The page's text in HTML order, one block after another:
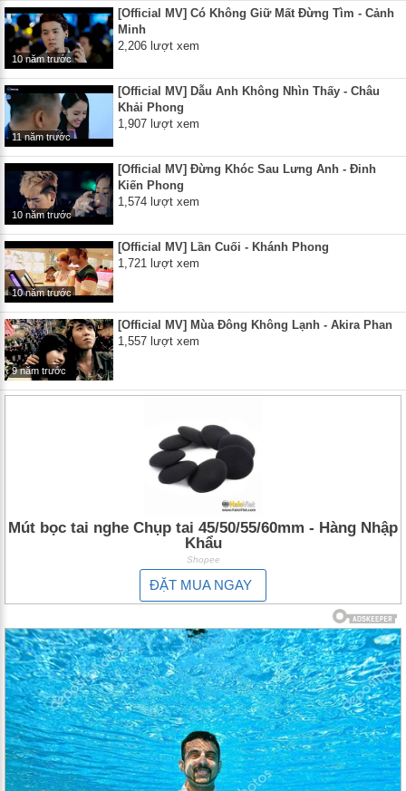
10 năm trước
[Official MV] Có Không Giữ Mất Đừng Tìm - Cảnh
Minh
2,206 lượt xem
11 năm trước
[Official MV] Dẫu Anh Không Nhìn Thấy - Châu
Khải Phong
1,907 lượt xem
10 năm trước
[Official MV] Đừng Khóc Sau Lưng Anh - Đinh
Kiến Phong
1,574 lượt xem
10 năm trước
[Official MV] Lần Cuối - Khánh Phong
1,721 lượt xem
9 năm trước
[Official MV] Mùa Đông Không Lạnh - Akira Phan
1,557 lượt xem
Mút bọc tai nghe Chụp tai 45/50/55/60mm - Hàng Nhập
Khẩu
Shopee
ĐẶT MUA NGAY